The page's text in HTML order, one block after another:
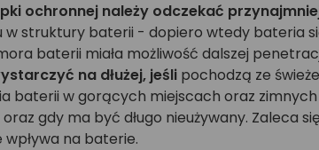
ochronnej należy odczekać
w struktury baterii - dopiero wtedy bateria
baterii miała możliwość dalszej
na dłużej, jeśli pochodzą ze
baterii w gorących miejscach oraz
gdy ma być długo nieużywany. Zaleca
na baterie.